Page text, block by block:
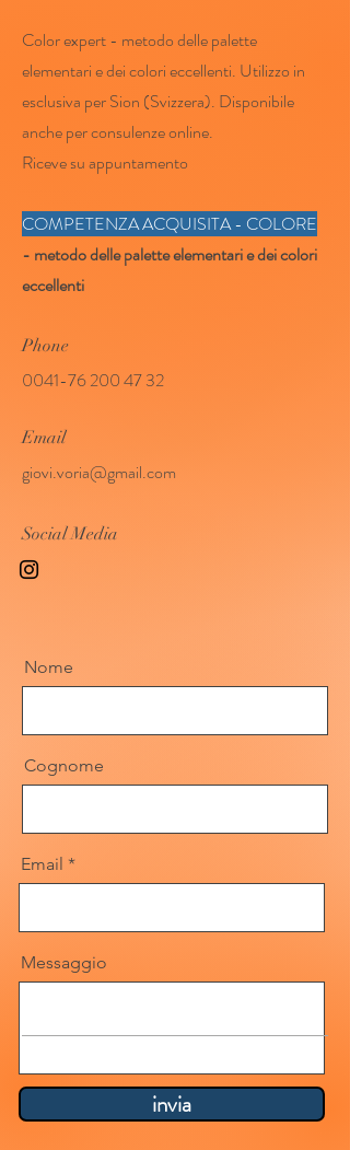
Color expert - metodo delle palette
elementari e dei colori eccellenti. Utilizzo in
esclusiva per Sion (Svizzera). Disponibile
anche per consulenze online.
Riceve su appuntamento
COMPETENZA ACQUISITA - COLORE
- metodo delle palette elementari e dei colori
eccellenti
Phone
0041-76 200 47 32
Email
giovi.voria@gmail.com
Social Media
Nome
Cognome
Email
Messaggio
invia